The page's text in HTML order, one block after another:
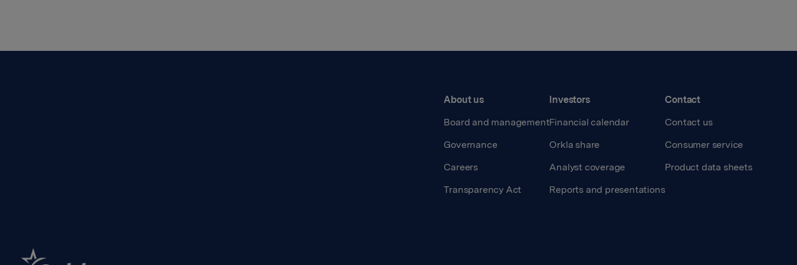
About us
Board and management
Governance
Careers
Transparency Act
Investors
Financial calendar
Orkla share
Analyst coverage
Reports and presentations
Contact
Contact us
Consumer service
Product data sheets